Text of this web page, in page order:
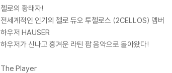
첼로의 황태자!
전세계적인 인기의 첼로 듀오 투첼로스 (2CELLOS) 멤버
하우저 HAUSER
하우저가 신나고 흥겨운 라틴 팝 음악으로 돌아왔다!
The Player